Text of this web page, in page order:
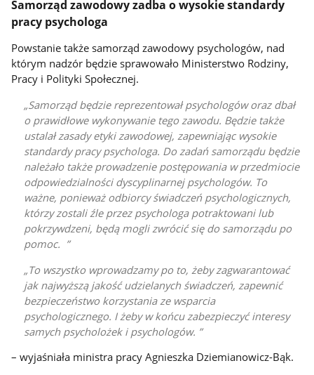
Samorząd zawodowy zadba o wysokie standardy
pracy psychologa
Powstanie także samorząd zawodowy psychologów, nad
którym nadzór będzie sprawowało Ministerstwo Rodziny,
Pracy i Polityki Społecznej.
Samorząd będzie reprezentował psychologów oraz dbał
o prawidłowe wykonywanie tego zawodu. Będzie także
ustalał zasady etyki zawodowej, zapewniając wysokie
standardy pracy psychologa. Do zadań samorządu będzie
należało także prowadzenie postępowania w przedmiocie
odpowiedzialności dyscyplinarnej psychologów. To
ważne, ponieważ odbiorcy świadczeń psychologicznych,
którzy zostali źle przez psychologa potraktowani lub
pokrzywdzeni, będą mogli zwrócić się do samorządu po
pomoc.
To wszystko wprowadzamy po to, żeby zagwarantować
jak najwyższą jakość udzielanych świadczeń, zapewnić
bezpieczeństwo korzystania ze wsparcia
psychologicznego. I żeby w końcu zabezpieczyć interesy
samych psycholożek i psychologów.
– wyjaśniała ministra pracy Agnieszka Dziemianowicz-Bąk.